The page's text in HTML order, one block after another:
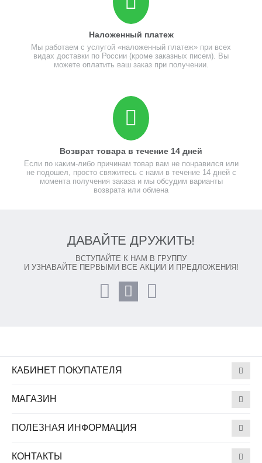
Наложенный платеж
Мы работаем с услугой «наложенный платеж» при всех
видах доставки по России (кроме заказных писем). Вы
можете оплатить ваш заказ при получении.
Возврат товара в течение 14 дней
Если по каким-либо причинам товар вам не понравился или
не подошел, просто свяжитесь с нами в течение 14 дней с
момента получения заказа и мы обсудим варианты
возврата или обмена
ДАВАЙТЕ ДРУЖИТЬ!
ВСТУПАЙТЕ К НАМ В ГРУППУ
И УЗНАВАЙТЕ ПЕРВЫМИ ВСЕ АКЦИИ И ПРЕДЛОЖЕНИЯ!
КАБИНЕТ ПОКУПАТЕЛЯ
МАГАЗИН
ПОЛЕЗНАЯ ИНФОРМАЦИЯ
КОНТАКТЫ